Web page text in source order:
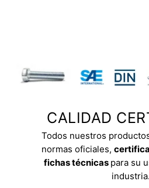
CALIDAD
Todos nuestros
normas oficiales,
fichas técnicas para su
industria.